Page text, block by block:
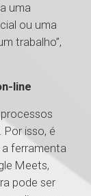
uma
ou uma
trabalho”,
line
isso, é
ferramenta
Meets,
pode ser